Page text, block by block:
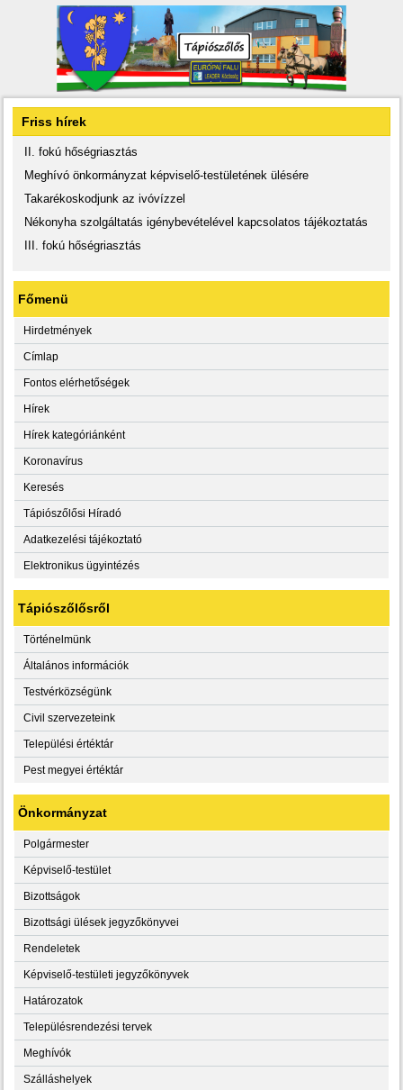
Friss hírek
II. fokú hőségriasztás
Meghívó önkormányzat képviselő-testületének ülésére
Takarékoskodjunk az ivóvízzel
Nékonyha szolgáltatás igénybevételével kapcsolatos tájékoztatás
III. fokú hőségriasztás
Főmenü
Hirdetmények
Címlap
Fontos elérhetőségek
Hírek
Hírek kategóriánként
Koronavírus
Keresés
Tápiószőlősi Híradó
Adatkezelési tájékoztató
Elektronikus ügyintézés
Tápiószőlősről
Történelmünk
Általános információk
Testvérközségünk
Civil szervezeteink
Települési értéktár
Pest megyei értéktár
Önkormányzat
Polgármester
Képviselő-testület
Bizottságok
Bizottsági ülések jegyzőkönyvei
Rendeletek
Képviselő-testületi jegyzőkönyvek
Határozatok
Településrendezési tervek
Meghívók
Szálláshelyek